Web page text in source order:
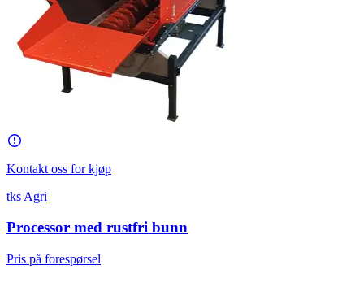
Kontakt oss for kjøp
tks Agri
Processor med rustfri bunn
Pris på forespørsel